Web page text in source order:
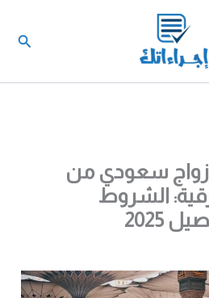
زواج سعودي من
الشروط
2025